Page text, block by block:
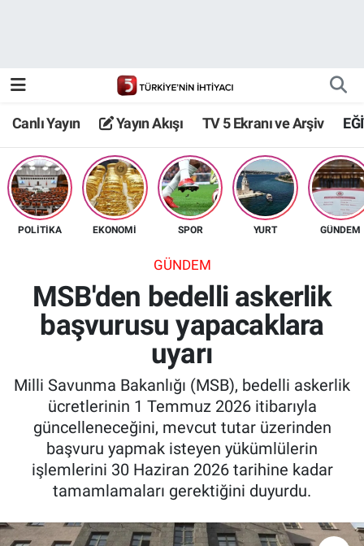
Canlı Yayın Yayın Akışı TV 5 Ekranı ve Arşiv
POLİTİKA EKONOMİ SPOR YURT GÜNDEM
GÜNDEM
MSB'den bedelli askerlik
başvurusu yapacaklara
uyarı
Milli Savunma Bakanlığı (MSB), bedelli askerlik
ücretlerinin 1 Temmuz 2026 itibarıyla
güncelleneceğini, mevcut tutar üzerinden
başvuru yapmak isteyen yükümlülerin
işlemlerini 30 Haziran 2026 tarihine kadar
tamamlamaları gerektiğini duyurdu.
TV 5 Ekranı ve Arşiv